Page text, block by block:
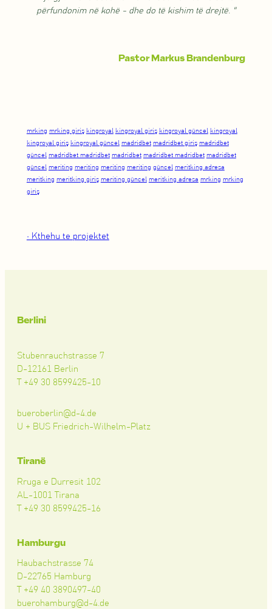
përfundonim në kohë - dhe do të kishim të drejtë."
Pastor Markus Brandenburg
mrking mrking giriş kingroyal kingroyal giriş kingroyal güncel kingroyal
kingroyal giriş kingroyal güncel madridbet madridbet giriş madridbet
güncel madridbet madridbet madridbet madridbet madridbet madridbet
güncel meriting meriting meriting meriting güncel meritking adresa
meritking meritking giriş meriting güncel meritking adresa mrking mrking
giriş
• Kthehu te projektet
Berlini
Stubenrauchstrasse 7
D-12161 Berlin
T +49 30 8599425-10
bueroberlin@d-4.de
U + BUS Friedrich-Wilhelm-Platz
Tiranë
Rruga e Durresit 102
AL-1001 Tirana
T +49 30 8599425-16
Hamburgu
Haubachstrasse 74
D-22765 Hamburg
T +49 40 3890497-40
buerohamburg@d-4.de